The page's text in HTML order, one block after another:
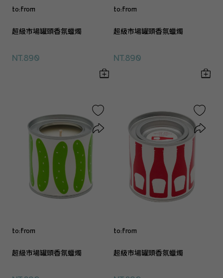
to:from
超級市場罐頭香氛蠟燭
NT.890
to:from
超級市場罐頭香氛蠟燭
NT.890
to:from
超級市場罐頭香氛蠟燭
to:from
超級市場罐頭香氛蠟燭